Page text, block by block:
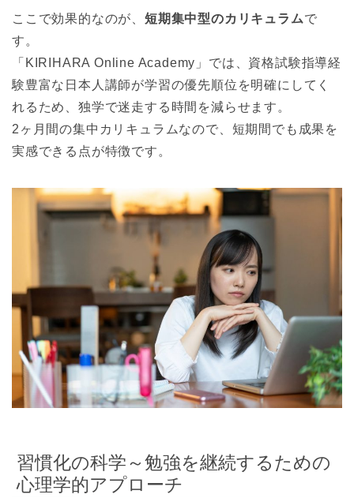
ここで効果的なのが、 短期集中型のカリキュラムで
す。
「KIRIHARA Online Academy」では、資格試験指導経
験豊富な日本人講師が学習の優先順位を明確にしてく
れるため、独学で迷走する時間を減らせます。
2ヶ月間の集中カリキュラムなので、短期間でも成果を
実感できる点が特徴です。
習慣化の科学～勉強を継続するための
心理学的アプローチ